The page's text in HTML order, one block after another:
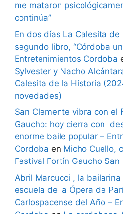
me mataron
continúa”
En dos días La Calesita
segundo libro, “Córdoba
Entretenimientos Cordoba
Sylvester y Nacho
Calesita de la Historia
novedades)
San Clemente vibra con el
Gaucho: hoy cierra con
enorme baile popular –
Cordoba en Micho Cuello,
Festival Fortín Gaucho San
Abril Marcucci , la
escuela de la Ópera de
Carlospacense del Año –